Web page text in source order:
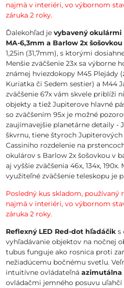
najmä v interiéri, vo výbornom
záruka 2 roky.
Ďalekohľad je vybavený okulármi
MA-6,3mm a Barlow 2x šošovkou
1,25in (31,7mm), s ktorými
Menšie zväčšenie 23x sa výborne
známej hviezdokopy M45 Plejády
Kuriatka či Sedem sestier) a M44
zväčšenie 67x vám skvele priblíži
objekty a tiež Jupiterove hlavné
so zväčšením 95x je možné
zaujímavejšie planetárne detaily -
škvrnu, tiene štyroch
Cassiniho rozdelenie na
okulárov s Barlow 2x šošovkou v
aj vyššie zväčšenia 46x, 134x,
využiteľné zväčšenie teleskopu je
Posledný kus skladom, používaný
najmä v interiéri, vo výbornom
záruka 2 roky.
Reflexný LED Red-dot hľadáčik s
vyhľadávanie objektov na nočnej
tubus funguje ako rosnica proti
nežiadúcemu bočnému svetlu.
intuitívne ovládateľná azimutálna
ovládačmi jemného posuvu